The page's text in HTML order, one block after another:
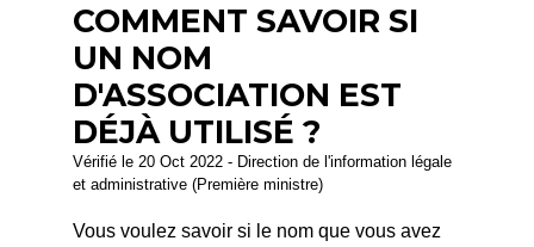
COMMENT SAVOIR SI
UN NOM
D'ASSOCIATION EST
DÉJÀ UTILISÉ ?
Vérifié le 20 Oct 2022 - Direction de l'information légale
et administrative (Première ministre)
Vous voulez savoir si le nom que vous avez